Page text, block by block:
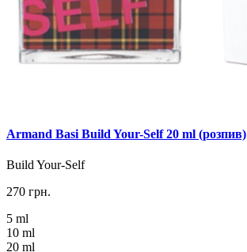
Armand Basi Build Your-Self 20 ml (розпив)
Build Your-Self
270 грн.
5 ml
10 ml
20 ml